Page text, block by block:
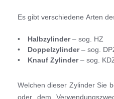
Es gibt verschiedene Arten
Halbzylinder– sog. HZ
Doppelzylinder– sog.
Knauf Zylinder– sog.
Welchen dieser Zylinder Sie
oder dem